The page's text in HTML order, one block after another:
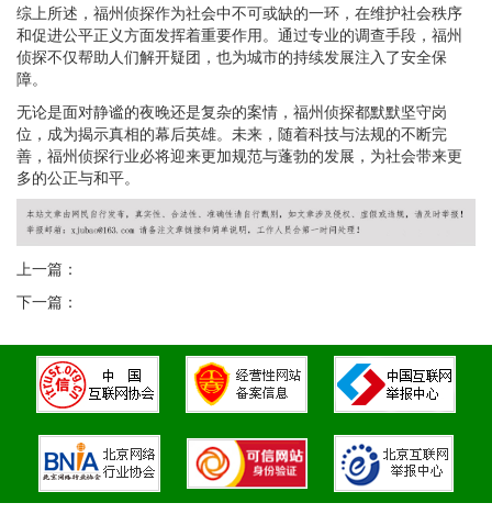
综上所述，福州侦探作为社会中不可或缺的一环，在维护社会秩序
和促进公平正义方面发挥着重要作用。通过专业的调查手段，福州
侦探不仅帮助人们解开疑团，也为城市的持续发展注入了安全保
障。
无论是面对静谧的夜晚还是复杂的案情，福州侦探都默默坚守岗
位，成为揭示真相的幕后英雄。未来，随着科技与法规的不断完
善，福州侦探行业必将迎来更加规范与蓬勃的发展，为社会带来更
多的公正与和平。
上一篇：
下一篇：